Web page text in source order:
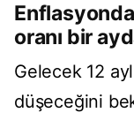
oranı bir
Gelecek 12
düşeceğini